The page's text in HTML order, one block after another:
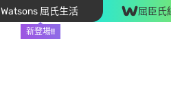
Watsons 屈氏生活
新登場!!
屈臣氏